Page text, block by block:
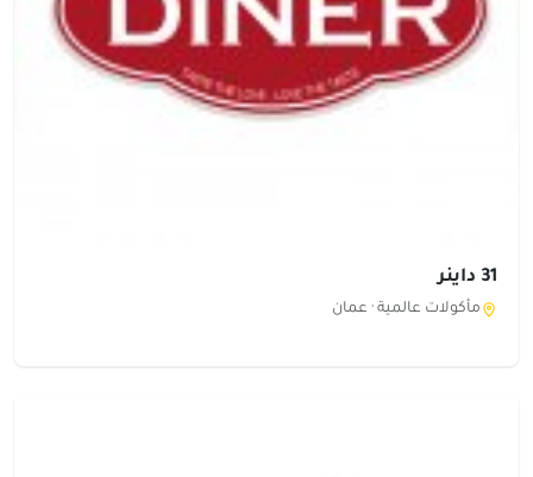
31 داينر
مأكولات عالمية · عمان